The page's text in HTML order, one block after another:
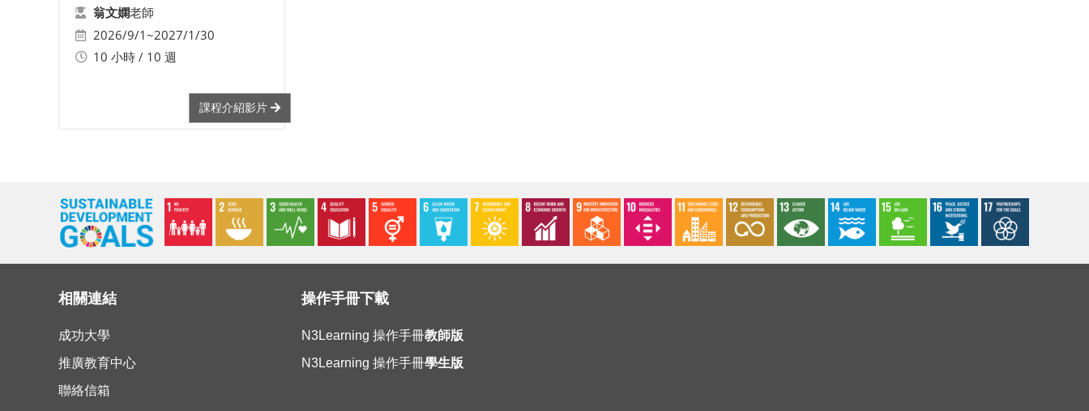
翁文嫻老師
2026/9/1~2027/1/30
10 小時 / 10 週
課程介紹影片
相關連結
成功大學
推廣教育中心
聯絡信箱
操作手冊下載
N3Learning 操作手冊教師版
N3Learning 操作手冊學生版